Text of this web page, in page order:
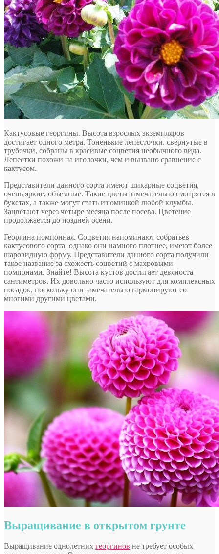
Кактусовые георгины. Высота взрослых экземпляров
достигает одного метра. Тоненькие лепесточки, свернутые в
трубочки, собраны в красивые соцветия необычного вида.
Лепестки похожи на иголочки, чем и вызвано сравнение с
кактусом.
Представители данного сорта имеют шикарные соцветия,
очень яркие, объемные. Такие цветы замечательно смотрятся в
букетах, а также могут стать изюминкой любой клумбы.
Зацветают через четыре месяца после посева. Цветение
продолжается до поздней осени.
Георгина помпонная. Соцветия напоминают собратьев
кактусового сорта, однако они намного плотнее, имеют более
шаровидную форму. Представители данного сорта получили
такое название за схожесть соцветий с махровыми
помпонами. Знайте! Высота кустов достигает девяноста
сантиметров. Их довольно часто используют для комплексных
посадок, поскольку они замечательно гармонируют со
многими другими цветами.
Выращивание в открытом грунте
Выращивание однолетних георгинов не требует особых